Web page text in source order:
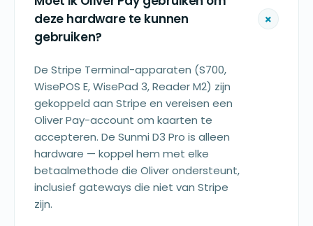
deze hardware te kunnen
gebruiken?
De Stripe Terminal-apparaten (S700,
WisePOS E, WisePad 3, Reader M2) zijn
gekoppeld aan Stripe en vereisen een
Oliver Pay-account om kaarten te
accepteren. De Sunmi D3 Pro is alleen
hardware — koppel hem met elke
betaalmethode die Oliver ondersteunt,
inclusief gateways die niet van Stripe
zijn.